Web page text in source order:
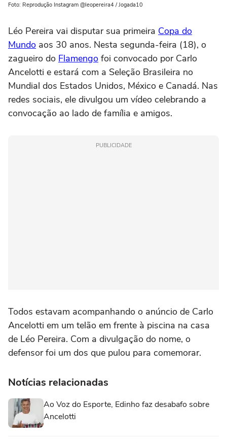
Foto: Reprodução Instagram @leopereira4 / Jogada10
Léo Pereira vai disputar sua primeira Copa do
Mundo aos 30 anos. Nesta segunda-feira (18), o
zagueiro do Flamengo foi convocado por Carlo
Ancelotti e estará com a Seleção Brasileira no
Mundial dos Estados Unidos, México e Canadá. Nas
redes sociais, ele divulgou um vídeo celebrando a
convocação ao lado de família e amigos.
PUBLICIDADE
Todos estavam acompanhando o anúncio de Carlo
Ancelotti em um telão em frente à piscina na casa
de Léo Pereira. Com a divulgação do nome, o
defensor foi um dos que pulou para comemorar.
Notícias relacionadas
Ao Voz do Esporte, Edinho faz desabafo sobre
Ancelotti